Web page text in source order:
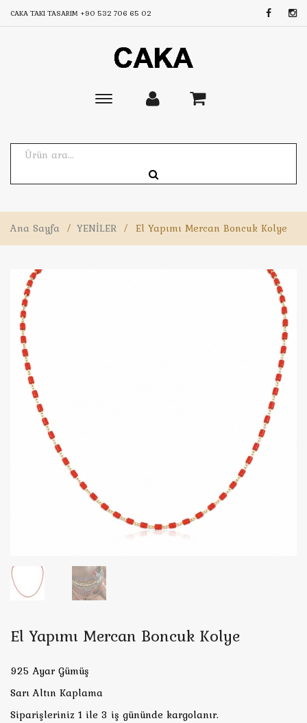
CAKA TAKI TASARIM +90 532 706 65 02
Toggle
Ana Sayfa / YENİLER / El Yapımı Mercan Boncuk Kolye
El Yapımı Mercan Boncuk Kolye
925 Ayar Gümüş
Sarı Altın Kaplama
Siparişleriniz 1 ile 3 iş gününde kargolanır.